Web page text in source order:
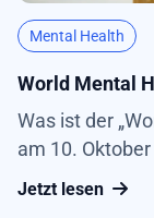
Mental Health
World Mental
Was ist der
am 10.
Day“ die
Jetzt lesen